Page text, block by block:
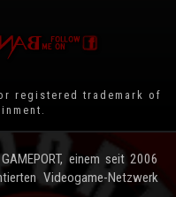
registered trademark of
einem seit 2006
Videogame-Netzwerk